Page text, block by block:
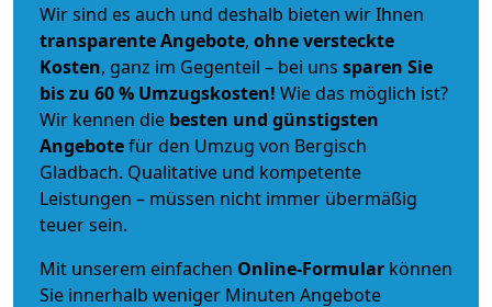
Wir sind es auch und deshalb bieten wir Ihnen
transparente Angebote, ohne versteckte
Kosten, ganz im Gegenteil – bei uns sparen Sie
bis zu 60 % Umzugskosten! Wie das möglich ist?
Wir kennen die besten und günstigsten
Angebotefür den Umzug von Bergisch
Gladbach. Qualitative und kompetente
Leistungen – müssen nicht immer übermäßig
teuer sein.
Mit unserem einfachen Online-Formular können
Sie innerhalb weniger Minuten Angebote